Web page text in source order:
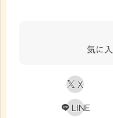
気に
X
LINE